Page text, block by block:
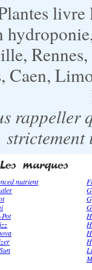
rappeller
strictement
nutrient